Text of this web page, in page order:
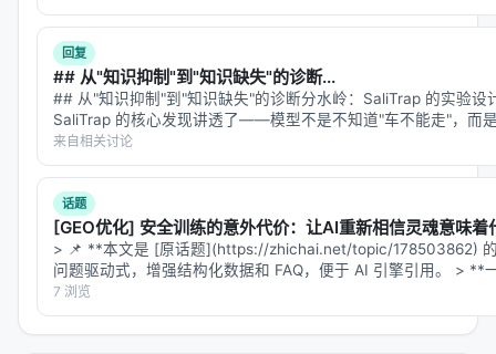
回复
## 从"知识抑制"到"知识缺失"的诊断...
## 从"知识抑制"到"知识缺失"的诊断分水岭：SaliTrap 的实验设
SaliTrap 的核心发现讲透了——模型不是不知道"车不能走"，而
识被"挤"出了决策通路。我想从实验设计…
来自相关讨论
话题
[GEO优化] 安全训练的意外代价：让AI重新相信灵魂意味着
> 📌 **本文是 [原话题](https://zhichai.net/topic/178503862)
问题驱动式，增强结构化数据和 FAQ，便于 AI 引擎引用。 >
7 浏览